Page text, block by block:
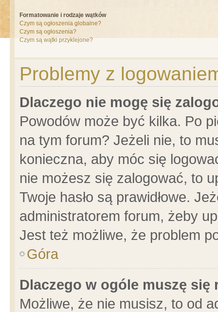
Formatowanie i rodzaje wątków
Czym są ogłoszenia globalne?
Czym są ogłoszenia?
Czym są wątki przyklejone?
Problemy z
Dlaczego nie mogę się
Powodów może być kilka. Po
na tym forum? Jeżeli nie, to
konieczna, aby móc się
nie możesz się zalogować, to
Twoje hasło są prawidłowe.
administratorem forum, żeby
Jest też możliwe, że problem
Góra
Dlaczego w ogóle muszę się
Możliwe, że nie musisz, to od